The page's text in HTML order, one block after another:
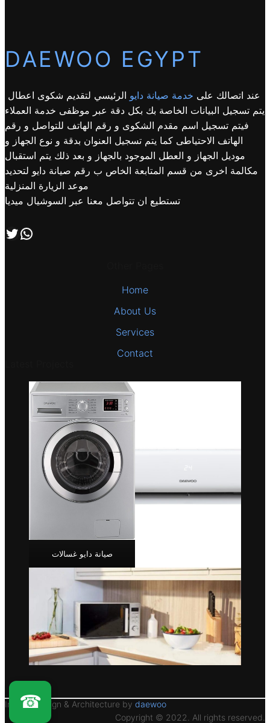
DAEWOO EGYPT
عند اتصالك على خدمة صيانة دايو الرئيسي لتقديم شكوى اعطال
يتم تسجيل البيانات الخاصة بك بكل دقة عبر موظفى خدمة العملاء
فيتم تسجيل اسم مقدم الشكوى و رقم الهاتف للتواصل و رقم
الهاتف الاحتياطى كما يتم تسجيل العنوان بدقة و نوع الجهاز و
موديل الجهاز و العطل الموجود بالجهاز و بعد ذلك يتم استقبال
مكالمة اخرى من قسم المتابعة الخاص ب رقم صيانة دايو لتحديد
موعد الزيارة المنزلية
تستطيع ان تتواصل معنا عبر السوشيال ميديا
تابعنا علي صفحة التويتر اتصل بنا علي طريق الوتساب
Home
About Us
Services
Contact
صيانة دايو غسالات
Interior Design & Architecture by daewoo
Copyright © 2022. All rights reserved.
☎